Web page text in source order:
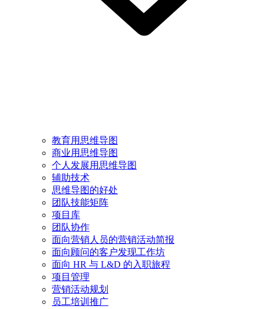
教育用思维导图
商业用思维导图
个人发展用思维导图
辅助技术
思维导图的好处
团队技能矩阵
项目库
团队协作
面向营销人员的营销活动简报
面向顾问的客户发现工作坊
面向 HR 与 L&D 的入职旅程
项目管理
营销活动规划
员工培训推广